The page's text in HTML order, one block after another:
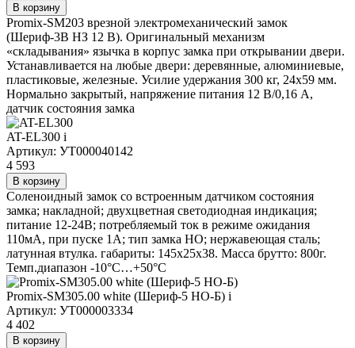
В корзину
Promix-SM203 врезной электромеханический замок
(Шериф-3В НЗ 12 В). Оригинальный механизм
«складывания» язычка в корпус замка при открывании двери.
Устанавливается на любые двери: деревянные, алюминиевые,
пластиковые, железные. Усилие удержания 300 кг, 24х59 мм.
Нормально закрытый, напряжение питания 12 В/0,16 А,
датчик состояния замка
AT-EL300 i
Артикул: УТ000040142
4 593
В корзину
Соленоидный замок со встроенным датчиком состояния
замка; накладной; двухцветная светодиодная индикация;
питание 12-24В; потребляемый ток в режиме ожидания
110мА, при пуске 1А; тип замка НО; нержавеющая сталь;
латунная втулка. габариты: 145х25х38. Масса брутто: 800г.
Темп.диапазон -10°С…+50°С
Promix-SM305.00 white (Шериф-5 НО-Б) i
Артикул: УТ000003334
4 402
В корзину